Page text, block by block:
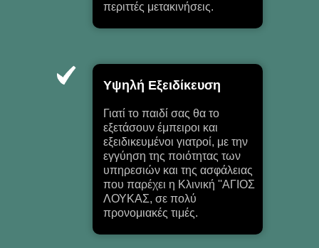
περιττές μετακινήσεις.
Υψηλή Εξειδίκευση
Γιατί το παιδί σας θα το
εξετάσουν έμπειροι και
εξειδικευμένοι γιατροί, με την
εγγύηση της ποιότητας των
υπηρεσιών και της ασφάλειας
που παρέχει η Κλινική ''ΑΓΙΟΣ
ΛΟΥΚΑΣ, σε πολύ
προνομιακές τιμές.